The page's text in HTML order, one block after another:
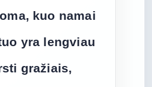
kuo namai
yra lengviau
gražiais,